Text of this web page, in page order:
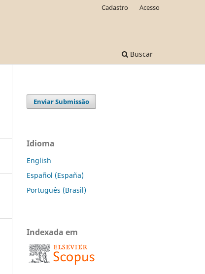
Buscar
Cadastro Acesso
Enviar Submissão
Idioma
English
Español (España)
Português (Brasil)
Indexada em